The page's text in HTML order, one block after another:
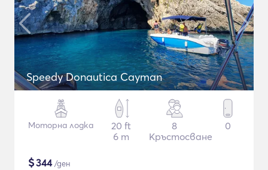
Speedy Donautica Cayman
Моторна лодка
20 ft
6 m
8
Кръстосване
0
$344/ден